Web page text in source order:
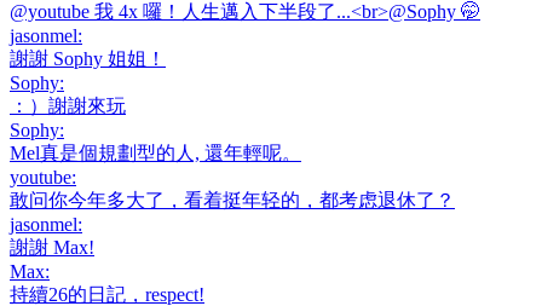
@youtube 我 4x 囉！人生邁入下半段了...<br>@Sophy 🤭
jasonmel:
謝謝 Sophy 姐姐！
Sophy:
：）謝謝來玩
Sophy:
Mel真是個規劃型的人, 還年輕呢。
youtube:
敢问你今年多大了，看着挺年轻的，都考虑退休了？
jasonmel:
謝謝 Max!
Max:
持續26的日記，respect!